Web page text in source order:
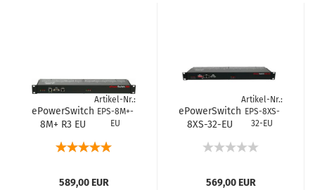
ePowerSwitch
8M+ R3 EU
Artikel-Nr.:
EPS-8M+-
EU
589,00 EUR
ePowerSwitch
8XS-32-EU
Artikel-Nr.:
EPS-8XS-
32-EU
569,00 EUR